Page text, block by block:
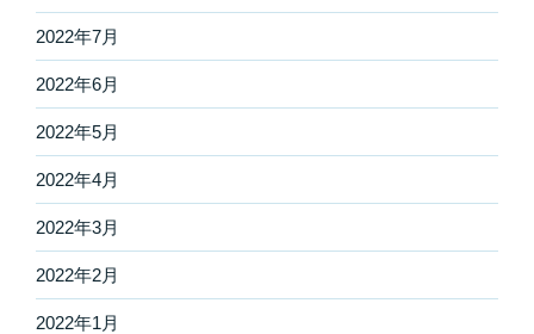
2022年7月
2022年6月
2022年5月
2022年4月
2022年3月
2022年2月
2022年1月